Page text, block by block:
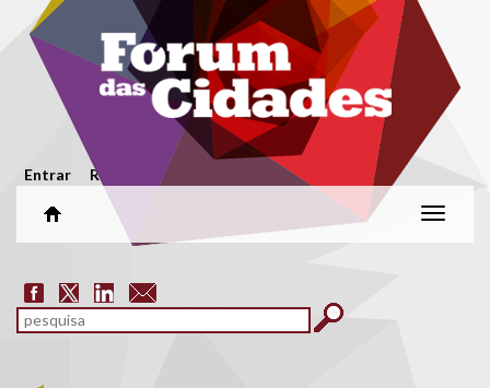
Passar para o conteúdo principal
Menu secundário
Entrar Registar
Alterar
Formulário de pesquisa
pesquisar